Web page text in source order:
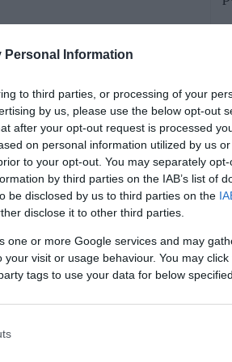
Personal Information
to third parties, or processing of your
by us, please use the below opt-out
after your opt-out request is processed
on personal information utilized by us
to your opt-out. You may separately
by third parties on the IAB’s list of
be disclosed by us to third parties on the
disclose it to other third parties.
one or more Google services and may
visit or usage behaviour. You may
tags to use your data for below
euró értékű
volt a
ajánlat érkezett -
az uniós források